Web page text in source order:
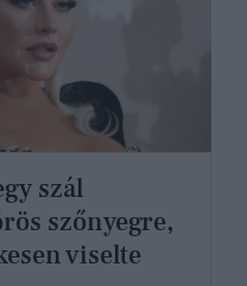
szál
szőnyegre,
viselte